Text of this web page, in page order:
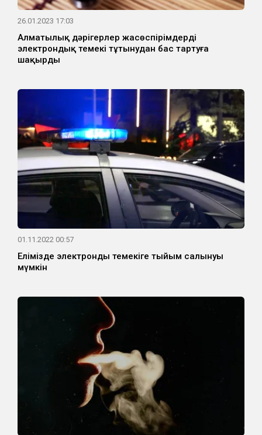
26.01.2023 17:03
Алматылық дәрігерлер жасөспірімдерді
электрондық темекі тұтынудан бас тартуға
шақырды
01.11.2022 00:57
Елімізде электронды темекіге тыйым салынуы
мүмкін